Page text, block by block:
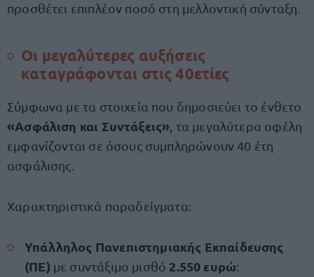
προσθέτει επιπλέον ποσό στη μελλοντική σύνταξη.
Οι μεγαλύτερες αυξήσεις
καταγράφονται στις 40ετίες
Σύμφωνα με τα στοιχεία που δημοσιεύει το ένθετο
«Ασφάλιση και Συντάξεις» , τα μεγαλύτερα οφέλη
εμφανίζονται σε όσους συμπληρώνουν 40 έτη
ασφάλισης.
Χαρακτηριστικά παραδείγματα:
Υπάλληλος Πανεπιστημιακής Εκπαίδευσης
(ΠΕ) με συντάξιμο μισθό 2.550 ευρώ: